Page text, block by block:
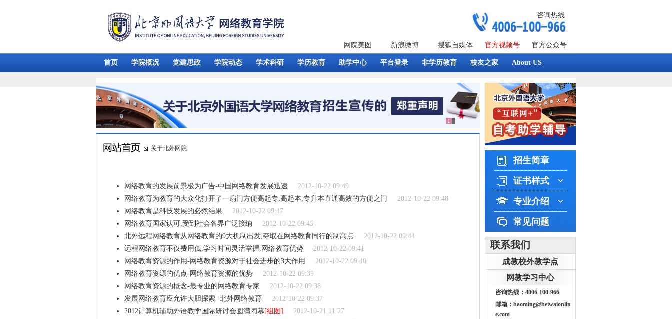
咨询热线
网院美图 新浪微博 搜狐自媒体 官方视频号 官方公众号
首页 学院概况 党建思政 学院动态 学术科研 学历教育 助学中心 平台登录 非学历教育 校友之家 About US
关于北外网院
网络教育的发展前景极为广告-中国网络教育发展迅速
2012-10-22 09:49
网络教育为教育的大众化打开了一扇门方便高起专,高起本,专升本直通高效的方便之门
2012-10-22 09:48
网络教育是科技发展的必然结果
2012-10-22 09:47
网络教育国家认可,受到社会各界广泛接纳
2012-10-22 09:45
北外远程网络教育从网络教育的9大机制出发,夺取在网络教育同行的制高点
2012-10-22 09:44
远程网络教育不仅费用低,学习时间灵活掌握,网络教育优势
2012-10-22 09:41
网络教育资源的作用-网络教育资源对于社会进步的3大作用
2012-10-22 09:40
网络教育资源的优点-网络教育资源的优势
2012-10-22 09:39
网络教育资源的概念-最专业的网络教育专家
2012-10-22 09:38
发展网络教育应允许大胆探索 -北外网络教育
2012-10-22 09:37
2012计算机辅助外语教学国际研讨会圆满闭幕 [组图]
2012-10-21 11:27
招生简章
证书样式
专业介绍
常见问题
联系我们
成教校外教学点
网教学习中心
咨询热线：4006-100-966
邮箱：baoming@beiwaionlin
e.com